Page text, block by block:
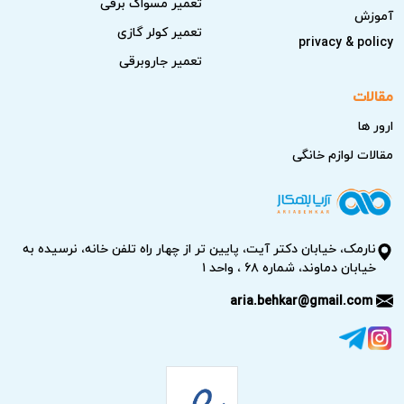
خاص جارو برقی را مرور کنید تا اشکال ناشی از تنظیم
نادرست برطرف شود.
دیوار، تهویه و تراز بودن دستگاه را کنترل کنید تا عملکرد
بررسی قطعات ظاهری و مصرفی:
اتصالات و فیلترها را برای گرفتگی یا آسیب‌بینی کنید.
برفک یا ارورهای نمایش داده شده را یادداشت کنید.
اگر پس از این بررسی‌ها مشکل همچنان ادامه داشت، بهتر است
برقی سانیو را به تکنسین‌های متخصص آریابهکار بسپارید.
آموزش
privacy & policy
تعمیر کولر گازی
تعمیر جاروبرقی
مقالات
ارور ها
مقالات لوازم خانگی
نارمک، خیابان دکتر آیت، پایین تر از چهار راه تلفن خانه، نرسیده به
خیابان دماوند، شماره ۶۸ ، واحد ۱
aria.behkar@gmail.com